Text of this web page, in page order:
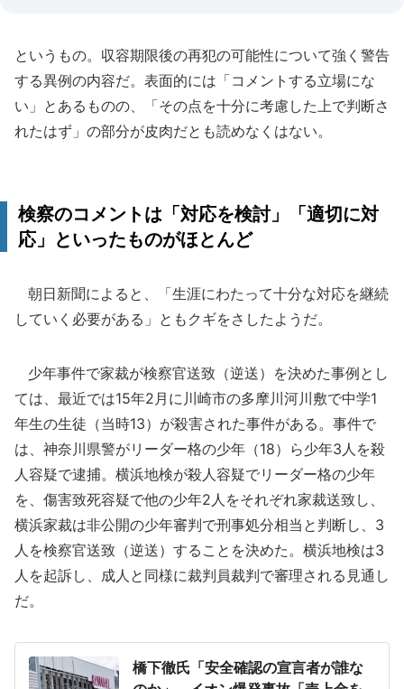
というもの。収容期限後の再犯の可能性について強く警告
する異例の内容だ。表面的には「コメントする立場にな
い」とあるものの、「その点を十分に考慮した上で判断さ
れたはず」の部分が皮肉だとも読めなくはない。
検察のコメントは「対応を検討」「適切に対
応」といったものがほとんど
朝日新聞によると、「生涯にわたって十分な対応を継続
していく必要がある」ともクギをさしたようだ。
少年事件で家裁が検察官送致（逆送）を決めた事例とし
ては、最近では15年2月に川崎市の多摩川河川敷で中学1
年生の生徒（当時13）が殺害された事件がある。事件で
は、神奈川県警がリーダー格の少年（18）ら少年3人を殺
人容疑で逮捕。横浜地検が殺人容疑でリーダー格の少年
を、傷害致死容疑で他の少年2人をそれぞれ家裁送致し、
横浜家裁は非公開の少年審判で刑事処分相当と判断し、3
人を検察官送致（逆送）することを決めた。横浜地検は3
人を起訴し、成人と同様に裁判員裁判で審理される見通し
だ。
橋下徹氏「安全確認の宣言者が誰な